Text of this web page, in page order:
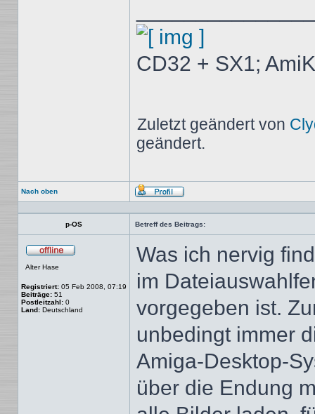
CD32 + SX1;
Zuletzt geändert von
geändert.
Nach oben
Profil
p-OS Betreff des Beitrags:
Alter Hase
Registriert: 05 Feb 2008, 07:19
Beiträge: 51
Postleitzahl: 0
Land: Deutschland
Was ich nervig
im
vorgegeben ist.
unbedingt immer
Amiga-Desktop-
über die Endung